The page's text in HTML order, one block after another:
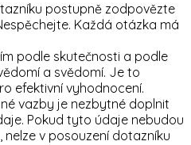
postupně zodpovězte
Každá otázka má
podle skutečnosti a podle
a svědomí. Je to
efektivní vyhodnocení.
vazby je nezbytné doplnit
Pokud tyto údaje nebudou
nelze v posouzení dotazníku